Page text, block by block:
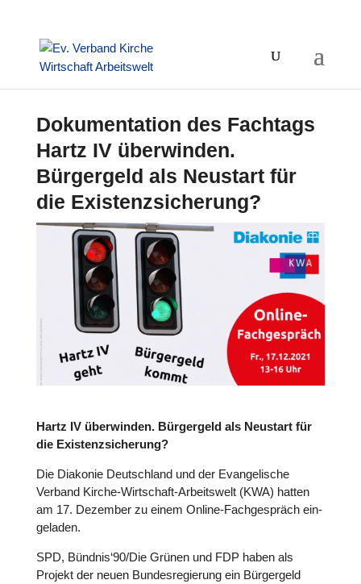
Dokumentation des Fachtags
Hartz IV überwinden.
Bürgergeld als Neustart für
die Existenzsicherung?
Hartz IV über­win­den. Bür­ger­geld als Neustart für
die Exis­tenz­si­che­rung?
Die Diakonie Deutsch­land und der Evan­ge­li­sche
Verband Kirche-Wirt­schaft-Arbeits­welt (KWA) hatten
am 17. Dezember zu einem Online-Fach­ge­spräch ein­
ge­la­den.
SPD, Bündnis‘90/Die Grünen und FDP haben als
Projekt der neuen Bun­des­re­gie­rung ein Bür­ger­geld